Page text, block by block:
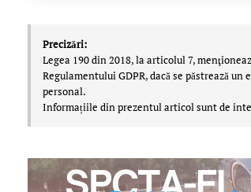
Precizări:
Legea 190 din 2018, la articolul 7,
Regulamentului GDPR, dacă se păstrează
personal.
Informațiile din prezentul articol sunt de